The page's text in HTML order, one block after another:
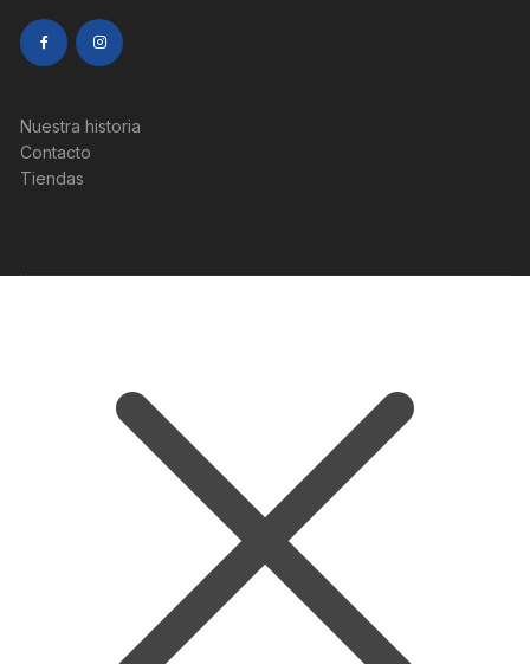
Nuestra historia
Contacto
Tiendas